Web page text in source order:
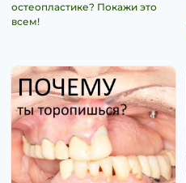
остеопластике? Покажи это
всем!